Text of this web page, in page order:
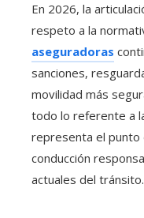
En 2026, la
respeto a la
aseguradoras
sanciones,
movilidad más
todo lo referente a
representa el punto
conducción
actuales del tránsito.